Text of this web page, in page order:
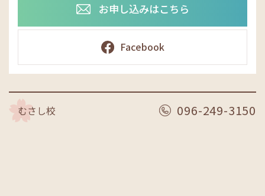
お申し込みはこちら
Facebook
むさし校 096-249-3150